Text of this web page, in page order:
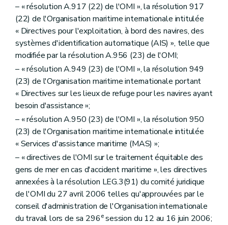
– « résolution A.917 (22) de l'OMI », la résolution 917
(22) de l'Organisation maritime internationale intitulée
« Directives pour l'exploitation, à bord des navires, des
systèmes d'identification automatique (AIS) », telle que
modifiée par la résolution A.956 (23) de l'OMI;
– « résolution A.949 (23) de l'OMI », la résolution 949
(23) de l'Organisation maritime internationale portant
« Directives sur les lieux de refuge pour les navires ayant
besoin d'assistance »;
– « résolution A.950 (23) de l'OMI », la résolution 950
(23) de l'Organisation maritime internationale intitulée
« Services d'assistance maritime (MAS) »;
– « directives de l'OMI sur le traitement équitable des
gens de mer en cas d'accident maritime », les directives
annexées à la résolution LEG.3(91) du comité juridique
de l'OMI du 27 avril 2006 telles qu'approuvées par le
conseil d'administration de l'Organisation internationale
du travail lors de sa 296esession du 12 au 16 juin 2006;